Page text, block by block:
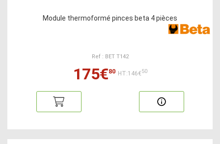
Module thermoformé pinces beta 4 pièces
Ref : BET T142
175€80 HT:146€50